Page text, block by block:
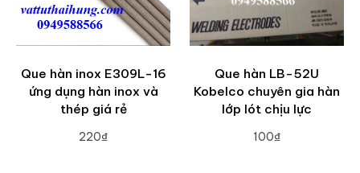
Que hàn inox E309L-16
ứng dụng hàn inox và
thép giá rẻ
220₫
Que hàn LB-52U
Kobelco chuyên gia hàn
lớp lót chịu lực
100₫